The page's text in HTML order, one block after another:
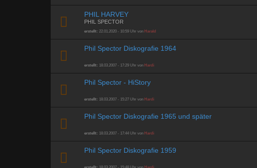
PHIL HARVEY
PHIL SPECTOR
erstellt: 22.01.2020 - 10:59 Uhr von Harald
Phil Spector Diskografie 1964
erstellt: 18.03.2007 - 17:29 Uhr von Hardi
Phil Spector - HiStory
erstellt: 18.03.2007 - 15:27 Uhr von Hardi
Phil Spector Diskografie 1965 und später
erstellt: 18.03.2007 - 17:44 Uhr von Hardi
Phil Spector Diskografie 1959
erstellt: 18.03.2007 - 15:48 Uhr von Hardi